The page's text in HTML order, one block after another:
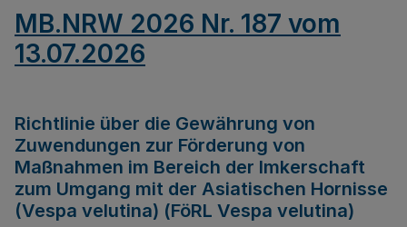
MB.NRW 2026 Nr. 187 vom
13.07.2026
Richtlinie über die Gewährung von
Zuwendungen zur Förderung von
Maßnahmen im Bereich der Imkerschaft
zum Umgang mit der Asiatischen Hornisse
(Vespa velutina) (FöRL Vespa velutina)